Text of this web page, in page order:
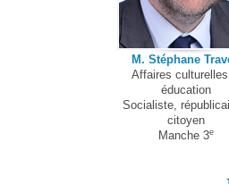
M. Stéphane
Affaires
éducation
Socialiste,
citoyen
Manche 3e